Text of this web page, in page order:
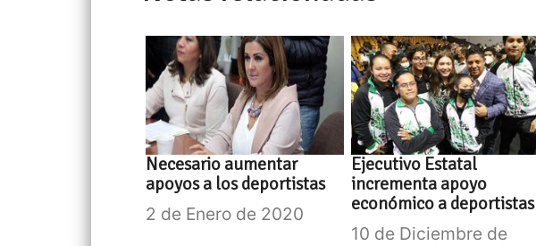
Necesario aumentar
apoyos a los deportistas
2 de Enero de 2020
Ejecutivo Estatal
incrementa apoyo
económico a deportistas
10 de Diciembre de